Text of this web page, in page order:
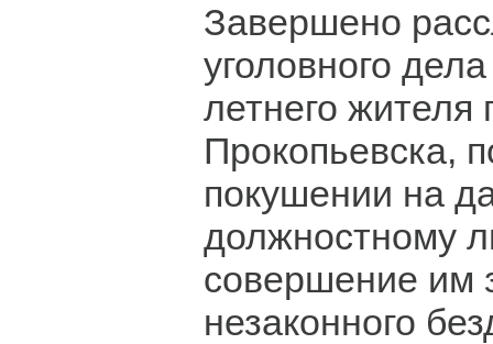
Завершено
уголовного
летнего жителя
Прокопьевска,
покушении на
должностному
совершение им
незаконного